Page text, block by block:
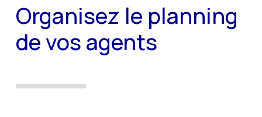
Organisez le planning
de vos agents